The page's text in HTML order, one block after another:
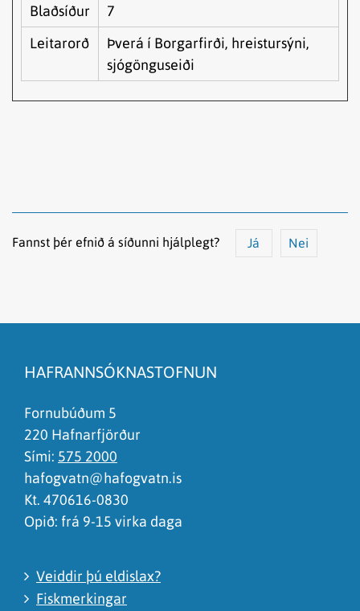
Blaðsíður
7
Leitarorð
Þverá í Borgarfirði, hreistursýni,
sjógönguseiði
Fannst þér efnið á síðunni hjálplegt? Já Nei
Það er of mikið efni á síðunni
Ég skil ekki efnið, finnst það of flókið
HAFRANNSÓKNASTOFNUN
Fornubúðum 5
220 Hafnarfjörður
Sími: 575 2000
hafogvatn@hafogvatn.is
Kt. 470616-0830
Opið: frá 9-15 virka daga
Veiddir þú eldislax?
Fiskmerkingar